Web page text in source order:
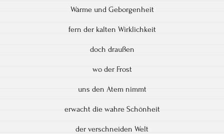
Wärme und Geborgenheit
fern der kalten Wirklichkeit
doch draußen
wo der Frost
uns den Atem nimmt
erwacht die wahre Schönheit
der verschneiden Welt